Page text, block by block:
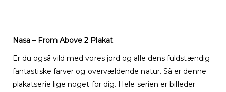
Nasa – From Above 2 Plakat
Er du også vild med vores jord og alle dens fuldstændig
fantastiske farver og overvældende natur. Så er denne
plakatserie lige noget for dig. Hele serien er billeder